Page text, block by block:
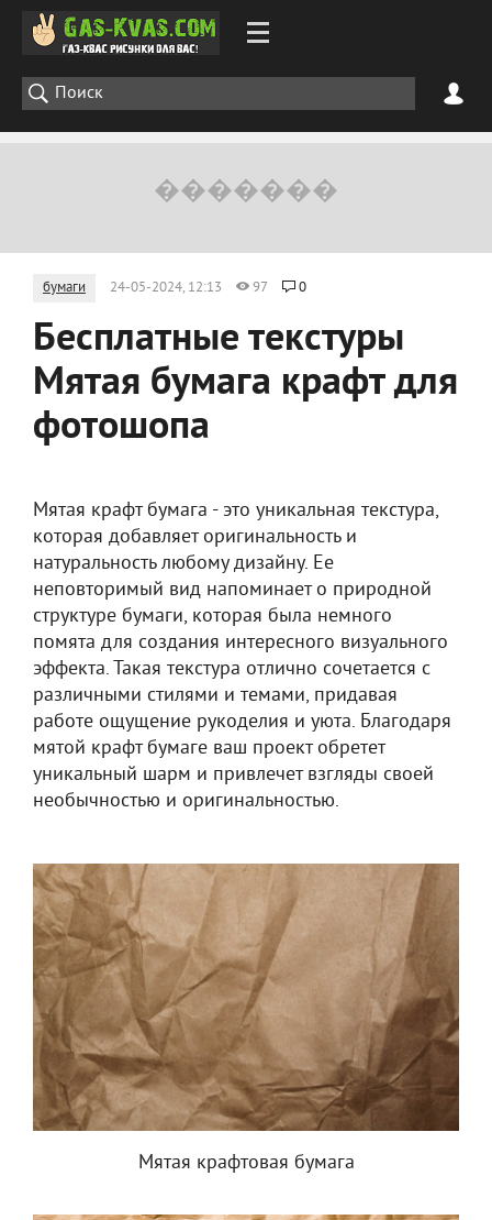
бумаги 24-05-2024, 12:13 97 0
Бесплатные текстуры
Мятая бумага крафт для
фотошопа
Мятая крафт бумага - это уникальная текстура,
которая добавляет оригинальность и
натуральность любому дизайну. Ее
неповторимый вид напоминает о природной
структуре бумаги, которая была немного
помята для создания интересного визуального
эффекта. Такая текстура отлично сочетается с
различными стилями и темами, придавая
работе ощущение рукоделия и уюта. Благодаря
мятой крафт бумаге ваш проект обретет
уникальный шарм и привлечет взгляды своей
необычностью и оригинальностью.
Мятая крафтовая бумага